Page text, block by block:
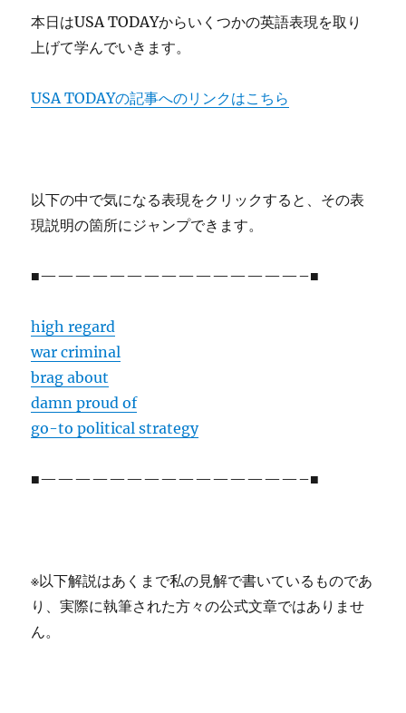
本日はUSA TODAYからいくつかの英語表現を取り
上げて学んでいきます。
USA TODAYの記事へのリンクはこちら
以下の中で気になる表現をクリックすると、その表
現説明の箇所にジャンプできます。
■———————————————–■
high regard
war criminal
brag about
damn proud of
go-to political strategy
■———————————————–■
※以下解説はあくまで私の見解で書いているものであ
り、実際に執筆された方々の公式文章ではありませ
ん。